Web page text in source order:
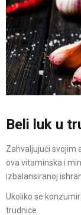
Beli luk u
Zahvaljujući svojim
ova vitaminska i
izbalansiranoj
Ukoliko se
trudnice.